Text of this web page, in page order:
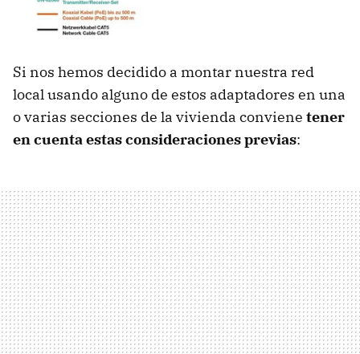
Si nos hemos decidido a montar nuestra red
local usando alguno de estos adaptadores en una
o varias secciones de la vivienda conviene tener
en cuenta estas consideraciones previas: